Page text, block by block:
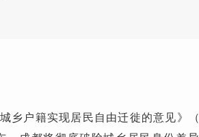
乡户籍实现居民自由迁徙的意见》